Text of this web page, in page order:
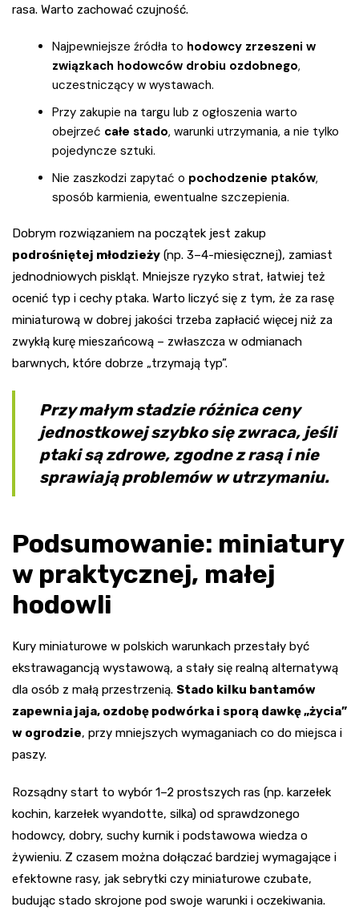
rasa. Warto zachować czujność.
Najpewniejsze źródła to hodowcy zrzeszeni w
związkach hodowców drobiu ozdobnego,
uczestniczący w wystawach.
Przy zakupie na targu lub z ogłoszenia warto
obejrzeć całe stado, warunki utrzymania, a nie tylko
pojedyncze sztuki.
Nie zaszkodzi zapytać o pochodzenie ptaków,
sposób karmienia, ewentualne szczepienia.
Dobrym rozwiązaniem na początek jest zakup
podrośniętej młodzieży (np. 3–4-miesięcznej), zamiast
jednodniowych piskląt. Mniejsze ryzyko strat, łatwiej też
ocenić typ i cechy ptaka. Warto liczyć się z tym, że za rasę
miniaturową w dobrej jakości trzeba zapłacić więcej niż za
zwykłą kurę mieszańcową – zwłaszcza w odmianach
barwnych, które dobrze „trzymają typ”.
Przy małym stadzie różnica ceny
jednostkowej szybko się zwraca, jeśli
ptaki są zdrowe, zgodne z rasą i nie
sprawiają problemów w utrzymaniu.
Podsumowanie: miniatury
w praktycznej, małej
hodowli
Kury miniaturowe w polskich warunkach przestały być
ekstrawagancją wystawową, a stały się realną alternatywą
dla osób z małą przestrzenią. Stado kilku bantamów
zapewnia jaja, ozdobę podwórka i sporą dawkę „życia”
w ogrodzie, przy mniejszych wymaganiach co do miejsca i
paszy.
Rozsądny start to wybór 1–2 prostszych ras (np. karzełek
kochin, karzełek wyandotte, silka) od sprawdzonego
hodowcy, dobry, suchy kurnik i podstawowa wiedza o
żywieniu. Z czasem można dołączać bardziej wymagające i
efektowne rasy, jak sebrytki czy miniaturowe czubate,
budując stado skrojone pod swoje warunki i oczekiwania.